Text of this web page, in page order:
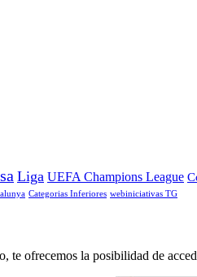
Liga UEFA Champions League
Categorias Inferiores webiniciativas TG
te ofrecemos la posibilidad de